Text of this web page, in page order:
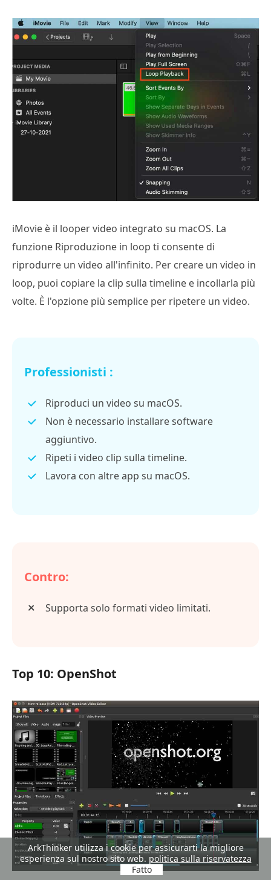
iMovie è il looper video integrato su macOS. La
funzione Riproduzione in loop ti consente di
riprodurre un video all'infinito. Per creare un video in
loop, puoi copiare la clip sulla timeline e incollarla più
volte. È l'opzione più semplice per ripetere un video.
Professionisti :
Riproduci un video su macOS.
Non è necessario installare software
aggiuntivo.
Ripeti i video clip sulla timeline.
Lavora con altre app su macOS.
Contro:
Supporta solo formati video limitati.
Top 10: OpenShot
ArkThinker utilizza i cookie per assicurarti la migliore
esperienza sul nostro sito web. politica sulla riservatezza
Fatto